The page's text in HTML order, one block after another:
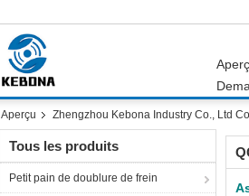
Aperçu Zhengzhou Kebona Industry Co., Ltd
Tous les produits
Petit pain de doublure de frein